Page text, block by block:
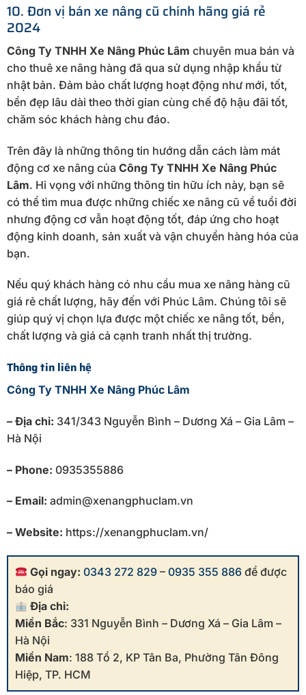
10. Đơn vị bán xe nâng cũ chính hãng giá rẻ
2024
Công Ty TNHH Xe Nâng Phúc Lâm chuyên mua bán và
cho thuê xe nâng hàng đã qua sử dụng nhập khẩu từ
nhật bản. Đảm bảo chất lượng hoạt động như mới, tốt,
bền đẹp lâu dài theo thời gian cùng chế độ hậu đãi tốt,
chăm sóc khách hàng chu đáo.
Trên đây là những thông tin hướng dẫn cách làm mát
động cơ xe nâng của Công Ty TNHH Xe Nâng Phúc
Lâm. Hi vọng với những thông tin hữu ích này, bạn sẽ
có thể tìm mua được những chiếc xe nâng cũ về tuổi đời
nhưng động cơ vẫn hoạt động tốt, đáp ứng cho hoạt
động kinh doanh, sản xuất và vận chuyển hàng hóa của
bạn.
Nếu quý khách hàng có nhu cầu mua xe nâng hàng cũ
giá rẻ chất lượng, hãy đến với Phúc Lâm. Chúng tôi sẽ
giúp quý vị chọn lựa được một chiếc xe nâng tốt, bền,
chất lượng và giá cả cạnh tranh nhất thị trường.
Thông tin liên hệ
Công Ty TNHH Xe Nâng Phúc Lâm
– Địa chỉ: 341/343 Nguyễn Bình – Dương Xá – Gia Lâm –
Hà Nội
– Phone: 0935355886
– Email: admin@xenangphuclam.vn
– Website: https://xenangphuclam.vn/
Gọi ngay: 0343 272 829 –0935 355 886 để được
báo giá
Địa chỉ:
Miền Bắc: 331 Nguyễn Bình – Dương Xá – Gia Lâm –
Hà Nội
Miền Nam: 188 Tổ 2, KP Tân Ba, Phường Tân Đông
Hiệp, TP. HCM